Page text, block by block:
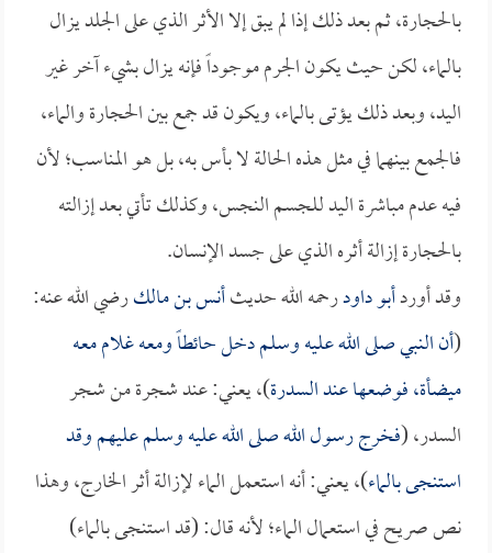
بالحجارة، ثم بعد ذلك إذا لم يبق إلا الأثر الذي على الجلد يزال
بالماء، لكن حيث يكون الجرم موجوداً فإنه يزال بشيء آخر غير
اليد، وبعد ذلك يؤتى بالماء، ويكون قد جمع بين الحجارة والماء،
فالجمع بينهما في مثل هذه الحالة لا بأس به، بل هو المناسب؛ لأن
فيه عدم مباشرة اليد للجسم النجس، وكذلك تأتي بعد إزالته
بالحجارة إزالة أثره الذي على جسد الإنسان.
وقد أوردأبو داودرحمه الله حديثأنس بن مالكرضي الله عنه:
(أن النبي صلى الله عليه وسلم دخل حائطاً ومعه غلام معه
ميضأة، فوضعها عند السدرة)، يعني: عند شجرة من شجر
السدر، (فخرج رسول الله صلى الله عليه وسلم عليهم وقد
استنجى بالماء)، يعني: أنه استعمل الماء لإزالة أثر الخارج، وهذا
نص صريح في استعمال الماء؛ لأنه قال: (قد استنجى بالماء)